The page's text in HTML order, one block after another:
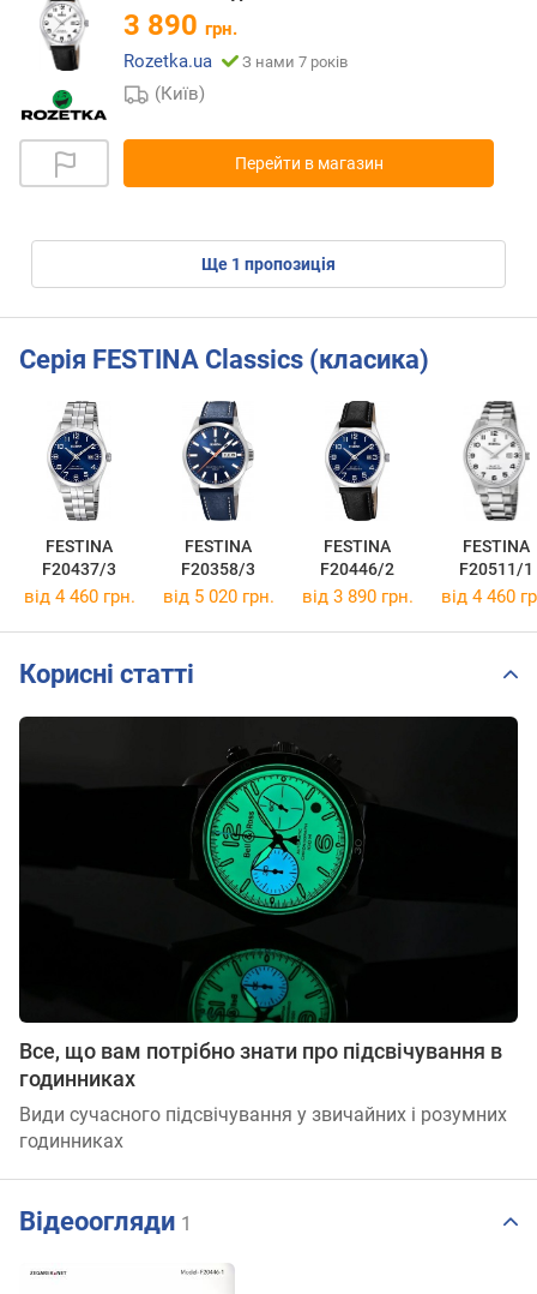
3 890 грн.
Rozetka.ua
З нами 7 років
(Київ)
Перейти в магазин
ще 1 пропозиція
Серія FESTINA Classics (класика)
FESTINA
F20437/3
FESTINA
F20358/3
FESTINA
F20446/2
FESTINA
F20511/1
від 4 460 грн. від 5 020 грн. від 3 890 грн. від 4 460
Корисні статті
Все, що вам потрібно знати про підсвічування в
годинниках
Види сучасного підсвічування у звичайних і розумних
годинниках
Відеоогляди 1